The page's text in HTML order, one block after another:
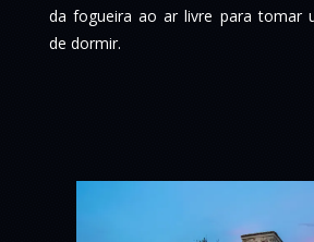
da fogueira ao ar livre para tomar
de dormir.